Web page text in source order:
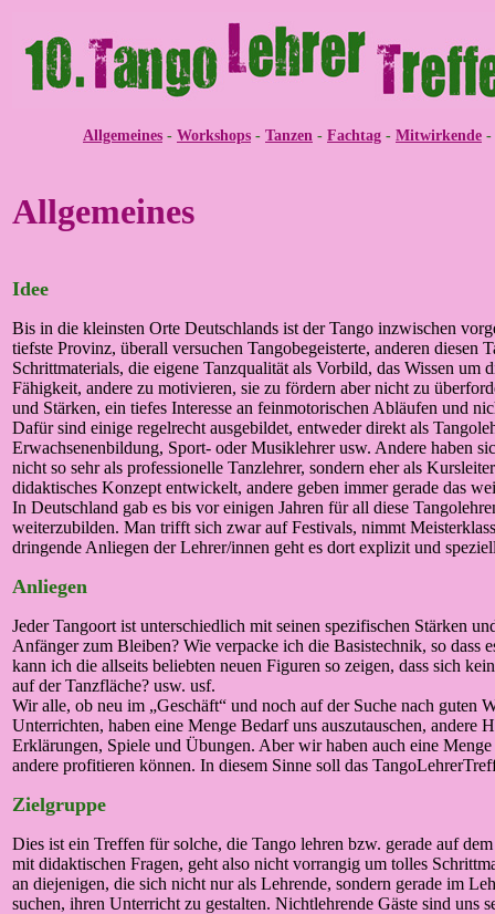
Allgemeines - Workshops - Tanzen - Fachtag - Mitwirkende -
Allgemeines
Idee
Bis in die kleinsten Orte Deutschlands ist der Tango inzwischen
tiefste Provinz, überall versuchen Tangobegeisterte, anderen
Schrittmaterials, die eigene Tanzqualität als Vorbild, das Wissen
Fähigkeit, andere zu motivieren, sie zu fördern aber nicht zu
und Stärken, ein tiefes Interesse an feinmotorischen Abläufen und
Dafür sind einige regelrecht ausgebildet, entweder direkt als
Erwachsenenbildung, Sport- oder Musiklehrer usw. Andere haben
nicht so sehr als professionelle Tanzlehrer, sondern eher als
didaktisches Konzept entwickelt, andere geben immer gerade das
In Deutschland gab es bis vor einigen Jahren für all diese
weiterzubilden. Man trifft sich zwar auf Festivals, nimmt
dringende Anliegen der Lehrer/innen geht es dort explizit und
Anliegen
Jeder Tangoort ist unterschiedlich mit seinen spezifischen Stärken
Anfänger zum Bleiben? Wie verpacke ich die Basistechnik, so
kann ich die allseits beliebten neuen Figuren so zeigen, dass sich
auf der Tanzfläche? usw. usf.
Wir alle, ob neu im „Geschäft“ und noch auf der Suche nach guten
Unterrichten, haben eine Menge Bedarf uns auszutauschen, andere
Erklärungen, Spiele und Übungen. Aber wir haben auch eine
andere profitieren können. In diesem Sinne soll das
Zielgruppe
Dies ist ein Treffen für solche, die Tango lehren bzw. gerade auf
mit didaktischen Fragen, geht also nicht vorrangig um tolles
an diejenigen, die sich nicht nur als Lehrende, sondern gerade im
suchen, ihren Unterricht zu gestalten. Nichtlehrende Gäste sind